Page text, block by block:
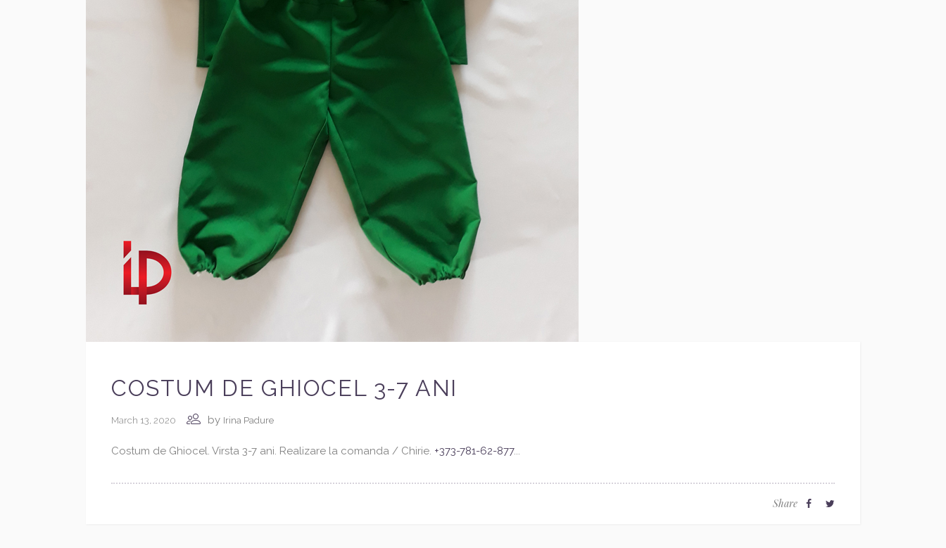
COSTUM DE GHIOCEL 3-7 ANI
March 13, 2020 by Irina Padure
Costum de Ghiocel. Virsta 3-7 ani. Realizare la comanda / Chirie. +373-781-62-877...
Share